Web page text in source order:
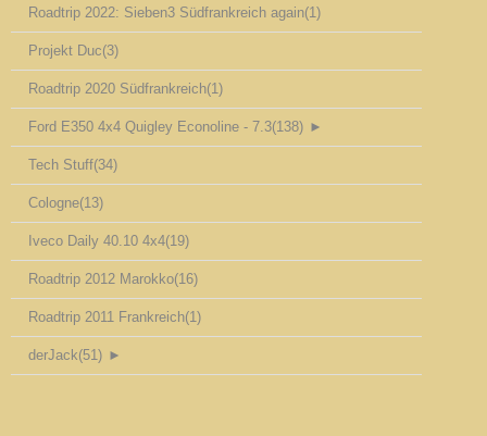
Roadtrip 2022: Sieben3 Südfrankreich again(1)
Projekt Duc(3)
Roadtrip 2020 Südfrankreich(1)
Ford E350 4x4 Quigley Econoline - 7.3(138) ►
Tech Stuff(34)
Cologne(13)
Iveco Daily 40.10 4x4(19)
Roadtrip 2012 Marokko(16)
Roadtrip 2011 Frankreich(1)
derJack(51) ►